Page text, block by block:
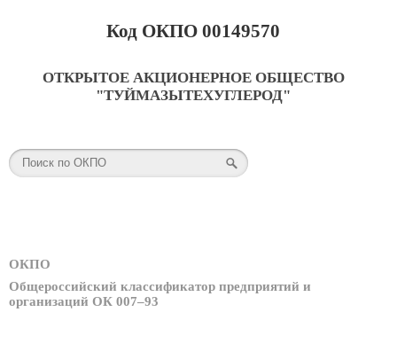
Код ОКПО 00149570
ОТКРЫТОЕ АКЦИОНЕРНОЕ ОБЩЕСТВО
"ТУЙМАЗЫТЕХУГЛЕРОД"
ОКПО
Общероссийский классификатор предприятий и
организаций ОК 007–93